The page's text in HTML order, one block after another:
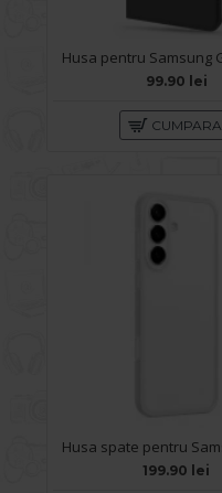
99.90 lei
CUMPARA
199.90 lei